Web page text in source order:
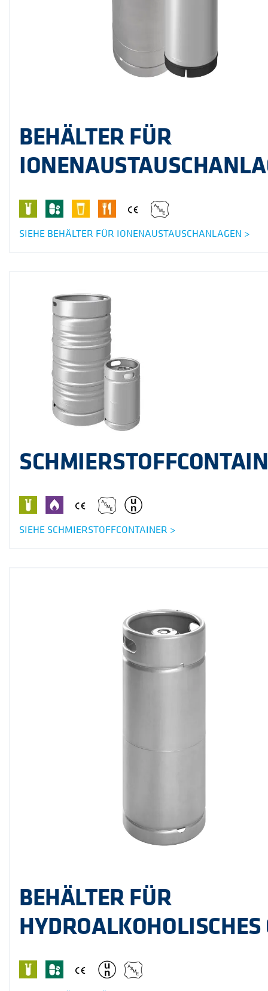
BEHÄLTER FÜR
SIEHE BEHÄLTER FÜR IONENAUSTAUSCHANLAGEN >
SIEHE SCHMIERSTOFFCONTAINER >
BEHÄLTER FÜR
HYDROALKOHOLISCHES